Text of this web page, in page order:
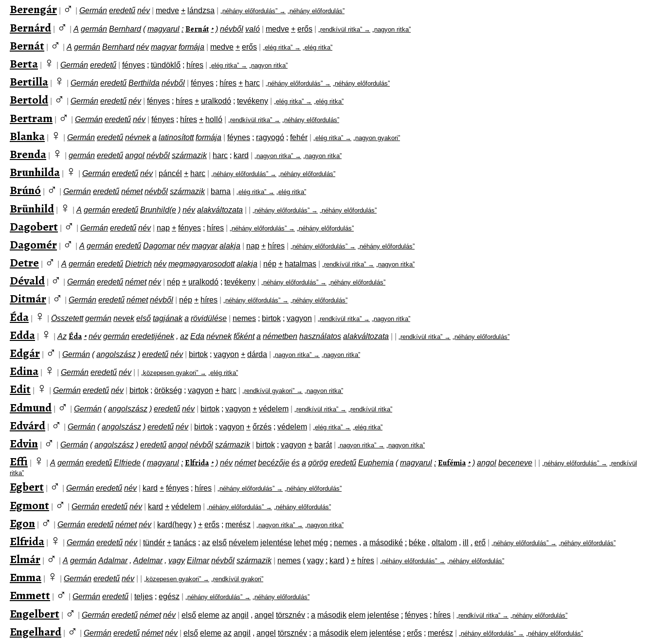
Berengár ♂ Germán eredetű név medve + lándzsa „néhány előfordulás” → „néhány előfordulás”
Bernárd ♂ A germán Bernhard ( magyarul : Bernát ‣ ) névből való medve + erős „rendkívül ritka” → „nagyon ritka”
Bernát ♂ A germán Bernhard név magyar formája medve + erős „elég ritka” → „elég ritka”
Berta ♀ Germán eredetű fényes ; tündöklő ; híres „elég ritka” → „nagyon ritka”
Bertilla ♀ Germán eredetű Berthilda névből fényes ; híres + harc „néhány előfordulás” → „néhány előfordulás”
Bertold ♂ Germán eredetű név fényes ; híres + uralkodó ; tevékeny „elég ritka” → „elég ritka”
Bertram ♂ Germán eredetű név fényes ; híres + holló „rendkívül ritka” → „néhány előfordulás”
Blanka ♀ Germán eredetű névnek a latinosított formája féynes ; ragyogó ; fehér „elég ritka” → „nagyon gyakori”
Brenda ♀ germán eredetű angol névből származik harc ; kard „nagyon ritka” → „nagyon ritka”
Brunhilda ♀ Germán eredetű név páncél + harc „néhány előfordulás” → „néhány előfordulás”
Brúnó ♂ Germán eredetű német névből származik barna „elég ritka” → „elég ritka”
Brünhild ♀ A germán eredetű Brunhild(e ) név alakváltozata „néhány előfordulás” → „néhány előfordulás”
Dagobert ♂ Germán eredetű név nap + fényes ; híres „néhány előfordulás” → „néhány előfordulás”
Dagomér ♂ A germán eredetű Dagomar név magyar alakja nap + híres „néhány előfordulás” → „néhány előfordulás”
Detre ♂ A germán eredetű Dietrich név megmagyarosodott alakja nép + hatalmas „rendkívül ritka” → „nagyon ritka”
Dévald ♂ Germán eredetű német név nép + uralkodó ; tevékeny „néhány előfordulás” → „néhány előfordulás”
Ditmár ♂ Germán eredetű német névből nép + híres „néhány előfordulás” → „néhány előfordulás”
Éda ♀ Összetett germán nevek első tagjának a rövidülése nemes ; birtok ; vagyon „rendkívül ritka” → „nagyon ritka”
Edda ♀ Az Éda ‣ név germán eredetijének , az Eda névnek főként a németben használatos alakváltozata „rendkívül ritka” → „néhány előfordulás”
Edgár ♂ Germán ( angolszász ) eredetű név birtok ; vagyon + dárda „nagyon ritka” → „nagyon ritka”
Edina ♀ Germán eredetű név „közepesen gyakori” → „elég ritka”
Edit ♀ Germán eredetű név birtok ; örökség ; vagyon + harc „rendkívül gyakori” → „nagyon ritka”
Edmund ♂ Germán ( angolszász ) eredetű név birtok ; vagyon + védelem „rendkívül ritka” → „rendkívül ritka”
Edvárd ♂ Germán ( angolszász ) eredetű név birtok ; vagyon + őrzés ; védelem „elég ritka” → „elég ritka”
Edvin ♂ Germán ( angolszász ) eredetű angol névből származik birtok ; vagyon + barát „nagyon ritka” → „nagyon ritka”
Effi ♀ A germán eredetű Elfriede ( magyarul : Elfrida ‣ ) név német becézője és a görög eredetű Euphemia ( magyarul : Eufémia ‣ ) angol beceneve „néhány előfordulás” → „rendkívül
ritka”
Egbert ♂ Germán eredetű név kard + fényes ; híres „néhány előfordulás” → „néhány előfordulás”
Egmont ♂ Germán eredetű név kard + védelem „néhány előfordulás” → „néhány előfordulás”
Egon ♂ Germán eredetű német név kard(hegy ) + erős ; merész „nagyon ritka” → „nagyon ritka”
Elfrida ♀ Germán eredetű név tündér + tanács ; az első névelem jelentése lehet még : nemes , a másodiké : béke , oltalom , ill . erő „néhány előfordulás” → „néhány előfordulás”
Elmár ♂ A germán Adalmar , Adelmar , vagy Eilmar névből származik nemes ( vagy : kard ) + híres „néhány előfordulás” → „néhány előfordulás”
Emma ♀ Germán eredetű név „közepesen gyakori” → „rendkívül gyakori”
Emmett ♂ Germán eredetű teljes ; egész „néhány előfordulás” → „néhány előfordulás”
Engelbert ♂ Germán eredetű német név első eleme az angil , angel törsznév ; a második elem jelentése : fényes ; híres „rendkívül ritka” → „néhány előfordulás”
Engelhard ♂ Germán eredetű német név első eleme az angil , angel törsznév ; a második elem jelentése : erős ; merész „néhány előfordulás” → „néhány előfordulás”